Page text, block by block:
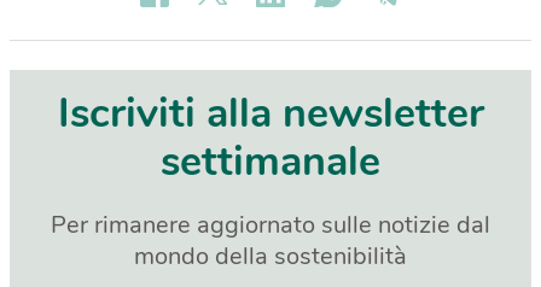
Iscriviti alla newsletter
settimanale
Per rimanere aggiornato sulle notizie dal
mondo della sostenibilità